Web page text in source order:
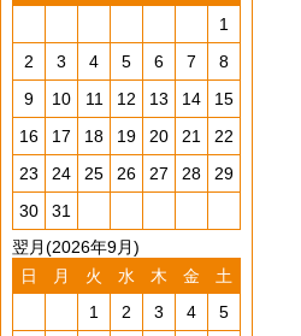
1
2
3 4 5 6 7
8
9
10 11 12 13 14
15
16
17 18 19 20 21
22
23
24 25 26 27 28
29
30
31
翌月(2026年9月)
日
月 火 水 木 金
土
1
2 3 4
5